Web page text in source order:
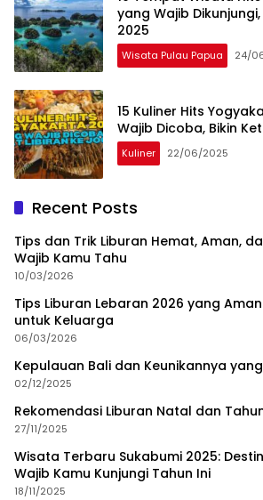
yang Wajib
2025
Wisata Pulau Papua 24/
15 Kuliner Hits
Wajib Dicoba, Bikin
Kuliner 22/06/2025
Recent Posts
Tips dan Trik Liburan Hemat, Aman,
Wajib Kamu Tahu
10/03/2026
Tips Liburan Lebaran 2026 yang
untuk Keluarga
06/03/2026
Kepulauan Bali dan Keunikannya
02/12/2025
Rekomendasi Liburan Natal dan
27/11/2025
Wisata Terbaru Sukabumi 2025:
Wajib Kamu Kunjungi Tahun Ini
18/11/2025